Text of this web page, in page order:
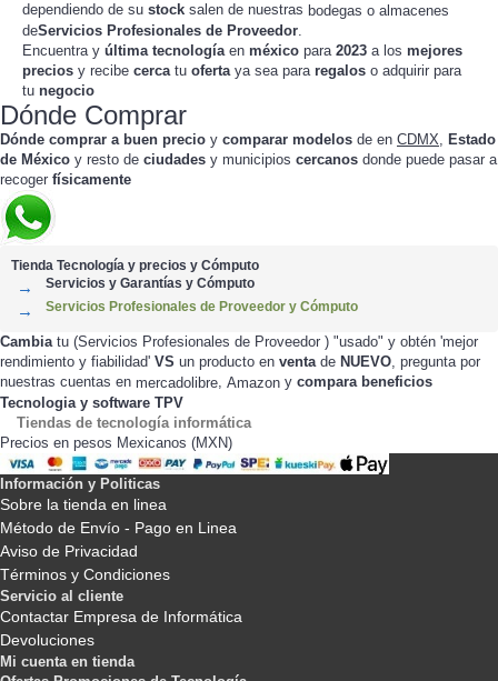
dependiendo de su stock salen de nuestras bodegas o almacenes
deServicios Profesionales de Proveedor
Encuentra y última tecnología en méxico para 2023 a los mejores
precios y recibe cerca tu oferta ya sea para regalos o adquirir para
tu negocio
Dónde Comprar
Dónde comprar a buen precio y comparar modelos de en CDMX
Estado
de México y resto de ciudades y municipios cercanos donde puede pasar a
recoger físicamente
Tienda Tecnología y precios y Cómputo
Servicios y Garantías y Cómputo
Servicios Profesionales de Proveedor y Cómputo
Cambiatu (Servicios Profesionales de Proveedor ) "usado" y obtén 'mejor
rendimiento y fiabilidad' VS un producto en ventade NUEVO, pregunta por
nuestras cuentas en mercadolibre, Amazon y compara beneficios
Tecnologia y software TPV
Tiendas de tecnología informática
Precios en pesos Mexicanos (MXN)
Información y Politicas
Sobre la tienda en linea
Método de Envío - Pago en Linea
Aviso de Privacidad
Términos y Condiciones
Servicio al cliente
Contactar Empresa de Informática
Devoluciones
Mi cuenta en tienda